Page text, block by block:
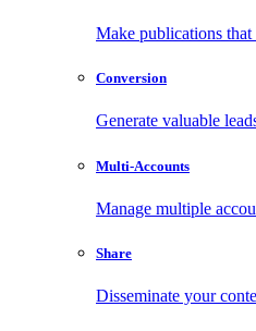
Make publications
Conversion
Generate valuable
Multi-Accounts
Manage multiple
Share
Disseminate your